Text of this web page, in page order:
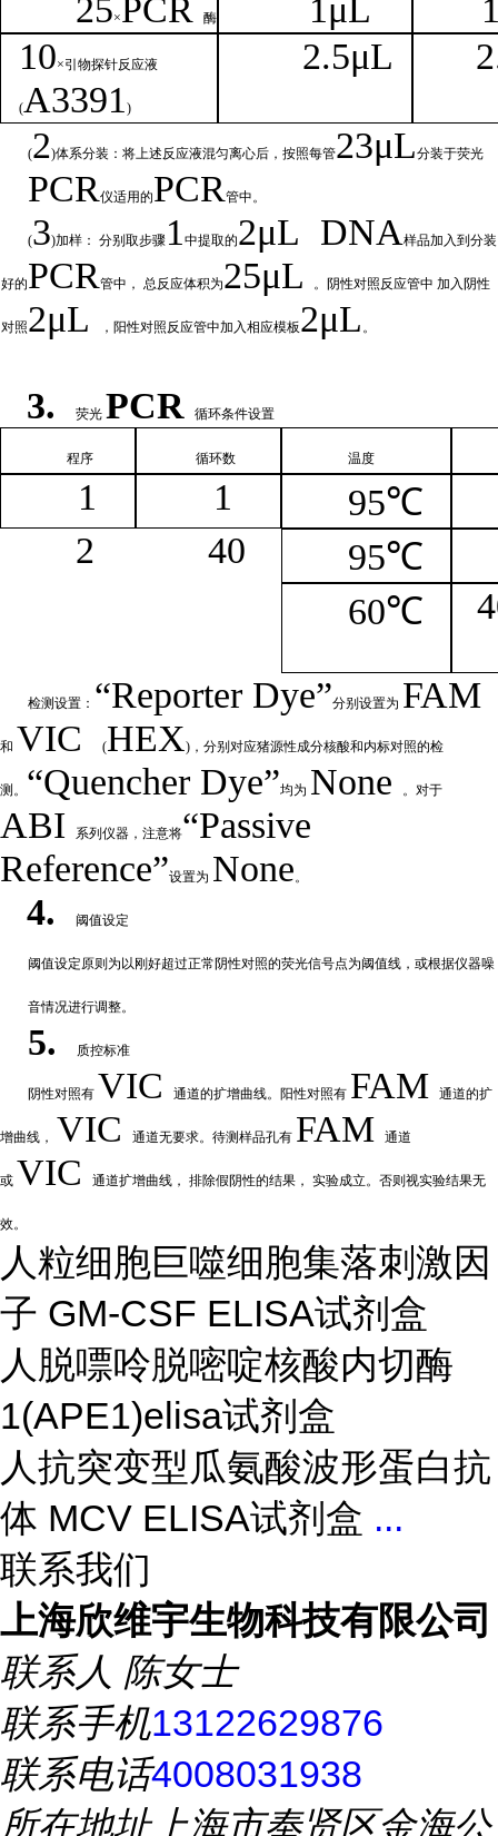
25×PCR 酶 1μL
10×引物探针反应液
(A3391)
2.5μL 2
(2)体系分装：将上述反应液混匀离心后，按照每管23μL分装于荧光
PCR仪适用的PCR管中。
(3)加样： 分别取步骤1 中提取的2μL DNA样品加入到分装
好的PCR管中， 总反应体积为25μL 。阴性对照反应管中 加入阴性
对照2μL ，阳性对照反应管中加入相应模板2μL 。
3. 荧光 PCR 循环条件设置
程序 循环数 温度
1 1
95℃
2
40
95℃
60℃
4
检测设置： “Reporter Dye”分别设置为 FAM
和 VIC(HEX)，分别对应猪源性成分核酸和内标对照的检
测。 “Quencher Dye”均为 None 。对于
ABI 系列仪器，注意将“Passive
Reference”设置为 None。
4. 阈值设定
阈值设定原则为以刚好超过正常阴性对照的荧光信号点为阈值线，或根据仪器噪
音情况进行调整。
5. 质控标准
阴性对照有 VIC通道的扩增曲线。阳性对照有 FAM通道的扩
增曲线， VIC通道无要求。待测样品孔有 FAM通道
或 VIC 通道扩增曲线， 排除假阴性的结果， 实验成立。否则视实验结果无
效。
人粒细胞巨噬细胞集落刺激因
子 GM-CSF ELISA试剂盒
人脱嘌呤脱嘧啶核酸内切酶
1(APE1)elisa试剂盒
人抗突变型瓜氨酸波形蛋白抗
体 MCV ELISA试剂盒 ...
联系我们
上海欣维宇生物科技有限公司
联系人 陈女士
联系手机13122629876
联系电话4008031938
所在地址上海市奉贤区金海公